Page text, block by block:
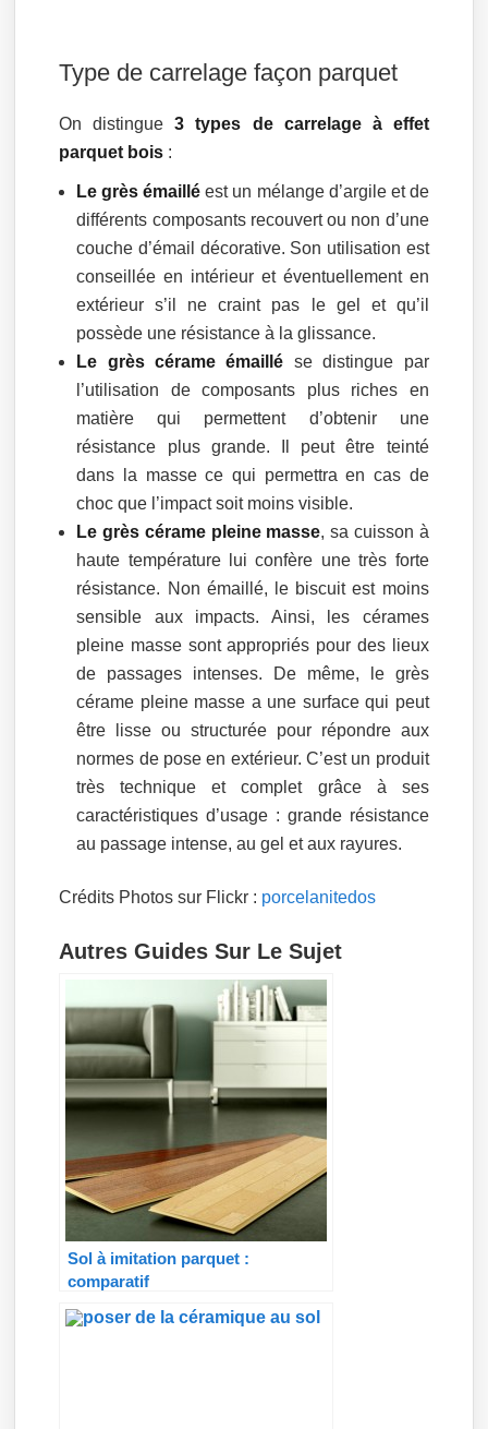
Type de carrelage façon parquet
On distingue3 types de carrelage à effet
parquet bois :
Le grès émaillé est un mélange d’argile et de
différents composants recouvert ou non d’une
couche d’émail décorative. Son utilisation est
conseillée en intérieur et éventuellement en
extérieur s’il ne craint pas le gel et qu’il
possède une résistance à la glissance.
Le grès cérame émaillé se distingue par
l’utilisation de composants plus riches en
matière qui permettent d’obtenir une
résistance plus grande. Il peut être teinté
dans la masse ce qui permettra en cas de
choc que l’impact soit moins visible.
Le grès cérame pleine masse, sa cuisson à
haute température lui confère une très forte
résistance. Non émaillé, le biscuit est moins
sensible aux impacts. Ainsi, les cérames
pleine masse sont appropriés pour des lieux
de passages intenses. De même, le grès
cérame pleine masse a une surface qui peut
être lisse ou structurée pour répondre aux
normes de pose en extérieur. C’est un produit
très technique et complet grâce à ses
caractéristiques d’usage : grande résistance
au passage intense, au gel et aux rayures.
Crédits Photos sur Flickr : porcelanitedos
Autres Guides Sur Le Sujet
Sol à imitation parquet :
comparatif